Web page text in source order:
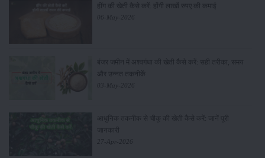
हींग की खेती कैसे करें: होंगी लाखों रुपए की कमाई
06-May-2026
बंजर जमीन में अश्वगंधा की खेती कैसे करें: सही तरीका, समय
और उन्नत तकनीकें
03-May-2026
आधुनिक तकनीक से चीकू की खेती कैसे करें: जानें पूरी
जानकारी
27-Apr-2026